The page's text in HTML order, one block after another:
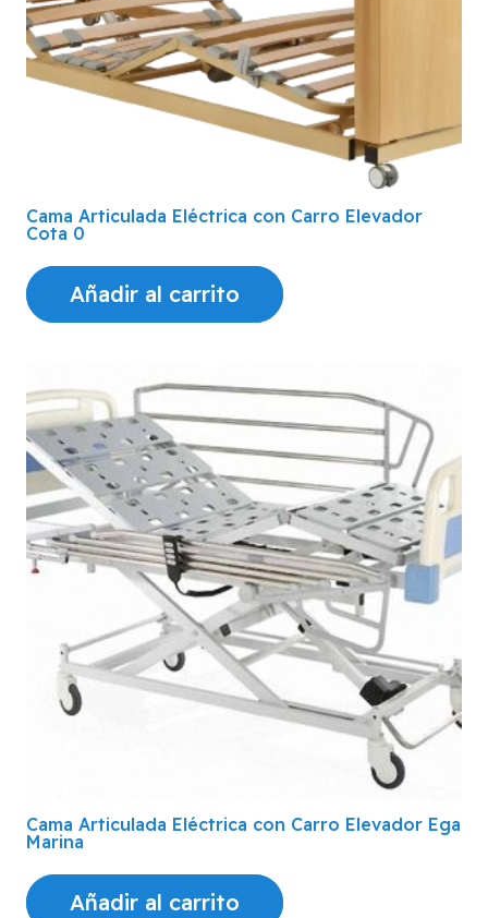
Cama Articulada Eléctrica con Carro Elevador
Cota 0
Añadir al carrito
Cama Articulada Eléctrica con Carro Elevador Ega
Marina
Añadir al carrito